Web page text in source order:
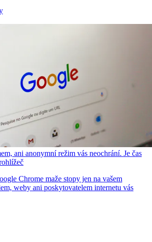
ani anonymní režim vás neochrání. Je čas
Chrome maže stopy jen na vašem
weby ani poskytovatelem internetu vás